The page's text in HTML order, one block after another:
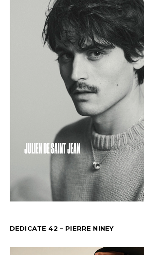
DEDICATE 42 – PIERRE NINEY